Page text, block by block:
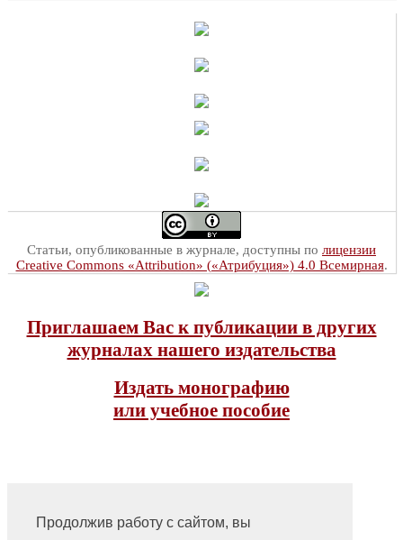
Продолжив работу с сайтом, вы
Статьи, опубликованные в журнале, доступны по лицензии
Creative Commons «Attribution» («Атрибуция») 4.0 Всемирная.
Приглашаем Вас к публикации в других
журналах нашего издательства
Издать монографию
или учебное пособие